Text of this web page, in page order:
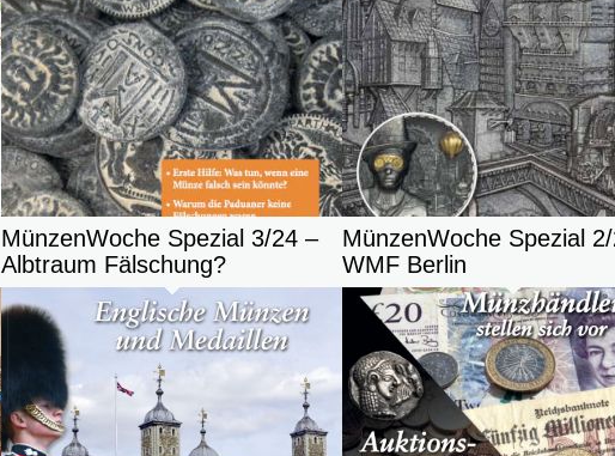
MünzenWoche Spezial 3/24 –
Albtraum Fälschung?
MünzenWoche Spezial
WMF Berlin